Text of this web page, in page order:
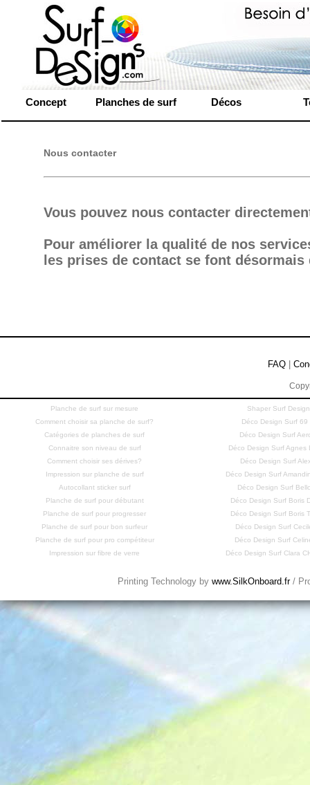
Concept Planches de surf Décos
Nous contacter
Vous pouvez nous contacter
Pour améliorer la qualité de nos
les prises de contact se font
FAQ |
Planche de surf sur mesure
Comment choisir sa planche de surf?
Catégories de planches de surf
Connaitre son niveau de surf
Comment choisir ses dérives?
Impression sur planche de surf
Autocollant sticker surf
Planche de surf pour débutant
Planche de surf pour progresser
Planche de surf pour bon surfeur
Planche de surf pour pro compétiteur
Impression sur fibre de verre
Shaper Surf
Déco Design Surf 69
Déco Design Surf
Déco Design Surf Agnes
Déco Design Surf
Déco Design Surf
Déco Design Surf
Déco Design Surf Boris
Déco Design Surf Boris
Déco Design Surf
Déco Design Surf
Déco Design Surf Clara
Printing Technology bywww.SilkOnboard.fr /